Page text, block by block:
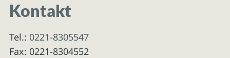
Kontakt
Tel.: 0221-8305547
Fax: 0221-8304552